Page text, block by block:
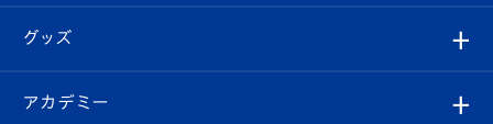
チケット
イベント
スタッフプロフィール
はじめての観戦ガイド
Revive Team
フォトギャラリー
チケット
グッズ
オンラインショップ
アカデミー